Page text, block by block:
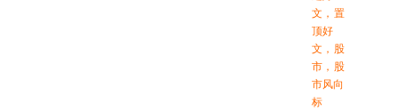
文 ， 置
顶好
文 ， 股
市 ， 股
市风向
标